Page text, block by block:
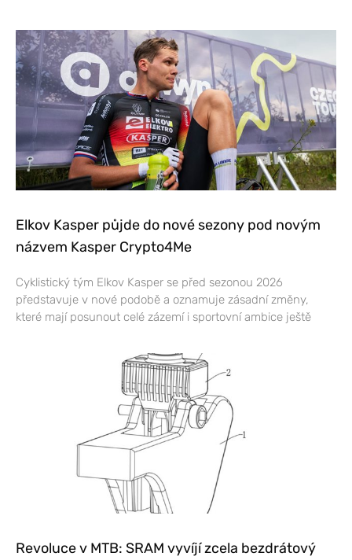
Elkov Kasper půjde do nové sezony pod novým
názvem Kasper Crypto4Me
Cyklistický tým Elkov Kasper se před sezonou 2026
představuje v nové podobě a oznamuje zásadní změny,
které mají posunout celé zázemí i sportovní ambice ještě
Revoluce v MTB: SRAM vyvíjí zcela bezdrátový